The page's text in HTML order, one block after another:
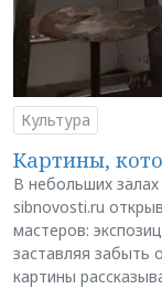
Культура
Картины,
В небольших
sibnovosti.ru
мастеров:
заставляя забыть
картины